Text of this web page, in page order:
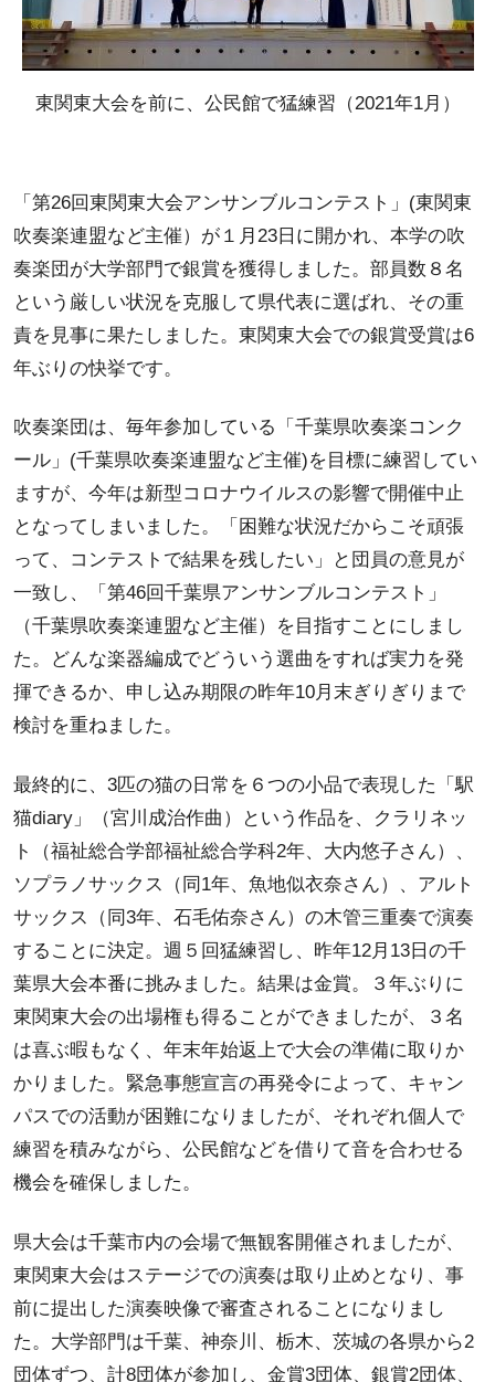
東関東大会を前に、公民館で猛練習（2021年1月）
「第26回東関東大会アンサンブルコンテスト」(東関東
吹奏楽連盟など主催）が１月23日に開かれ、本学の吹
奏楽団が大学部門で銀賞を獲得しました。部員数８名
という厳しい状況を克服して県代表に選ばれ、その重
責を見事に果たしました。東関東大会での銀賞受賞は6
年ぶりの快挙です。
吹奏楽団は、毎年参加している「千葉県吹奏楽コンク
ール」(千葉県吹奏楽連盟など主催)を目標に練習してい
ますが、今年は新型コロナウイルスの影響で開催中止
となってしまいました。「困難な状況だからこそ頑張
って、コンテストで結果を残したい」と団員の意見が
一致し、「第46回千葉県アンサンブルコンテスト」
（千葉県吹奏楽連盟など主催）を目指すことにしまし
た。どんな楽器編成でどういう選曲をすれば実力を発
揮できるか、申し込み期限の昨年10月末ぎりぎりまで
検討を重ねました。
最終的に、3匹の猫の日常を６つの小品で表現した「駅
猫diary」（宮川成治作曲）という作品を、クラリネッ
ト（福祉総合学部福祉総合学科2年、大内悠子さん）、
ソプラノサックス（同1年、魚地似衣奈さん）、アルト
サックス（同3年、石毛佑奈さん）の木管三重奏で演奏
することに決定。週５回猛練習し、昨年12月13日の千
葉県大会本番に挑みました。結果は金賞。３年ぶりに
東関東大会の出場権も得ることができましたが、３名
は喜ぶ暇もなく、年末年始返上で大会の準備に取りか
かりました。緊急事態宣言の再発令によって、キャン
パスでの活動が困難になりましたが、それぞれ個人で
練習を積みながら、公民館などを借りて音を合わせる
機会を確保しました。
県大会は千葉市内の会場で無観客開催されましたが、
東関東大会はステージでの演奏は取り止めとなり、事
前に提出した演奏映像で審査されることになりまし
た。大学部門は千葉、神奈川、栃木、茨城の各県から2
団体ずつ、計8団体が参加し、金賞3団体、銀賞2団体、